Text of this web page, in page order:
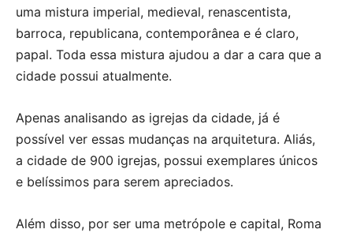
uma mistura imperial, medieval, renascentista,
barroca, republicana, contemporânea e é claro,
papal. Toda essa mistura ajudou a dar a cara que a
cidade possui atualmente.
Apenas analisando as igrejas da cidade, já é
possível ver essas mudanças na arquitetura. Aliás,
a cidade de 900 igrejas, possui exemplares únicos
e belíssimos para serem apreciados.
Além disso, por ser uma metrópole e capital, Roma